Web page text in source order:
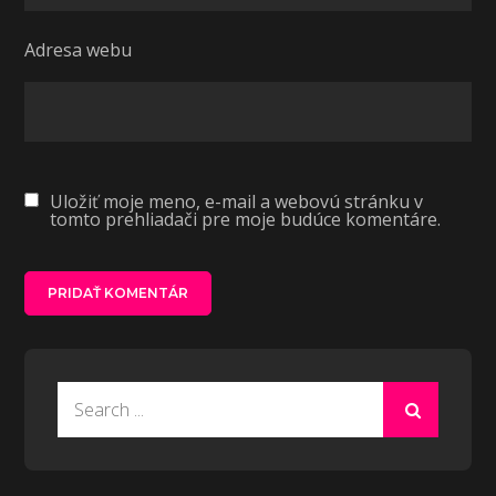
Adresa webu
Uložiť moje meno, e-mail a webovú stránku v
tomto prehliadači pre moje budúce komentáre.